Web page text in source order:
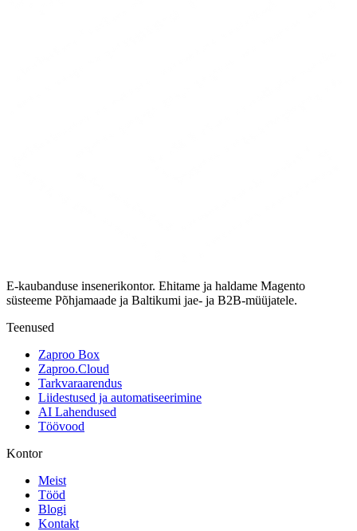
E-kaubanduse insenerikontor. Ehitame ja haldame Magento
süsteeme Põhjamaade ja Baltikumi jae- ja B2B-müüjatele.
Teenused
Zaproo Box
Zaproo.Cloud
Tarkvaraarendus
Liidestused ja automatiseerimine
AI Lahendused
Töövood
Kontor
Meist
Tööd
Blogi
Kontakt